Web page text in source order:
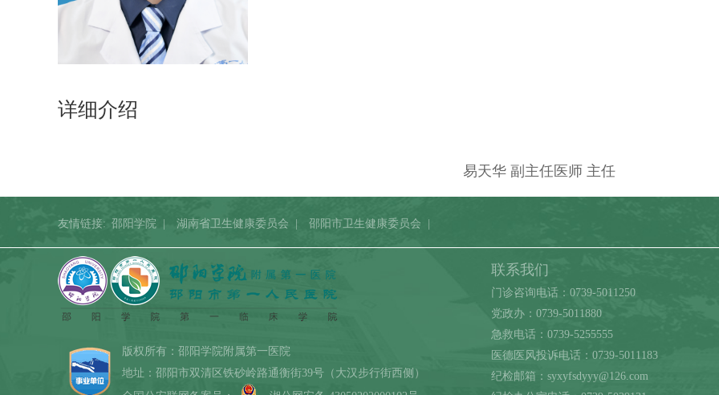
详细介绍
易天华 副主任医师 主任
友情链接: 邵阳学院 湖南省卫生健康委员会 邵阳市卫生健康委员会
版权所有：邵阳学院附属第一医院
地址：邵阳市双清区铁砂岭路通衡街39号（大汉步行街西侧）
联系我们
门诊咨询电话：0739-5011250
党政办：0739-5011880
急救电话：0739-5255555
医德医风投诉电话：0739-5011183
纪检邮箱：syxyfsdyyy@126.com